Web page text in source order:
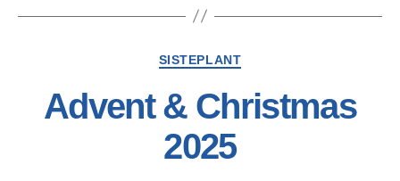
SISTEPLANT
Advent & Christmas
2025